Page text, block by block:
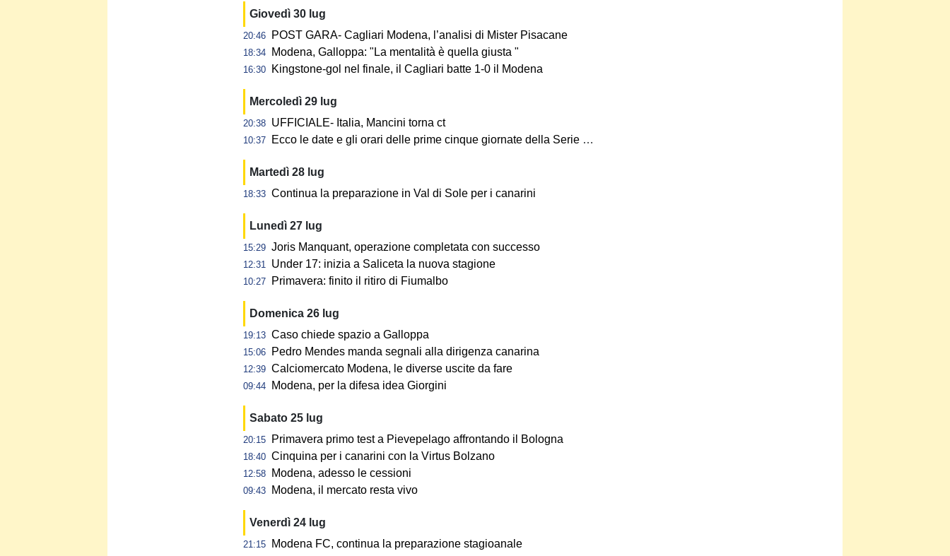
Giovedì 30 lug
20:46 POST GARA- Cagliari Modena, l’analisi di Mister Pisacane
18:34 Modena, Galloppa: "La mentalità è quella giusta "
16:30 Kingstone-gol nel finale, il Cagliari batte 1-0 il Modena
Mercoledì 29 lug
20:38 UFFICIALE- Italia, Mancini torna ct
10:37 Ecco le date e gli orari delle prime cinque giornate della Serie BKT
Martedì 28 lug
18:33 Continua la preparazione in Val di Sole per i canarini
Lunedì 27 lug
15:29 Joris Manquant, operazione completata con successo
12:31 Under 17: inizia a Saliceta la nuova stagione
10:27 Primavera: finito il ritiro di Fiumalbo
Domenica 26 lug
19:13 Caso chiede spazio a Galloppa
15:06 Pedro Mendes manda segnali alla dirigenza canarina
12:39 Calciomercato Modena, le diverse uscite da fare
09:44 Modena, per la difesa idea Giorgini
Sabato 25 lug
20:15 Primavera primo test a Pievepelago affrontando il Bologna
18:40 Cinquina per i canarini con la Virtus Bolzano
12:58 Modena, adesso le cessioni
09:43 Modena, il mercato resta vivo
Venerdì 24 lug
21:15
Modena FC, continua la preparazione stagioanale